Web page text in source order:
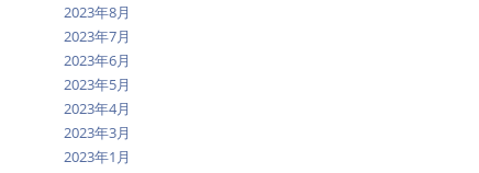
2023年8月
2023年7月
2023年6月
2023年5月
2023年4月
2023年3月
2023年1月